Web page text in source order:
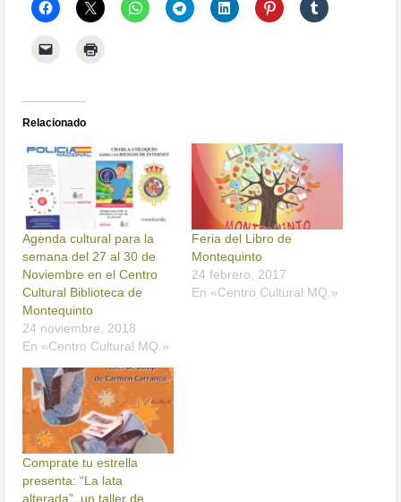
Relacionado
Agenda cultural para la
semana del 27 al 30 de
Noviembre en el Centro
Cultural Biblioteca de
Montequinto
24 noviembre, 2018
En «Centro Cultural MQ.»
Feria del Libro de
Montequinto
24 febrero, 2017
En «Centro Cultural MQ.»
Comprate tu estrella
presenta: “La lata
alterada”, un taller de